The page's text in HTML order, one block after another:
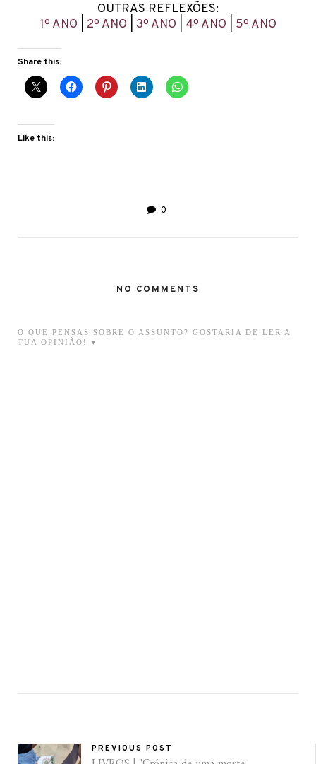
OUTRAS REFLEXÕES:
1º ANO
2º ANO 3º ANO 4º ANO 5º ANO
Share this:
Like this:
0
NO COMMENTS
O QUE PENSAS SOBRE O ASSUNTO? GOSTARIA DE LER A
TUA OPINIÃO! ♥
PREVIOUS POST